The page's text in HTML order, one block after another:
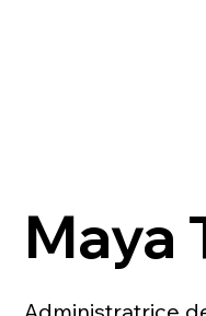
Maya